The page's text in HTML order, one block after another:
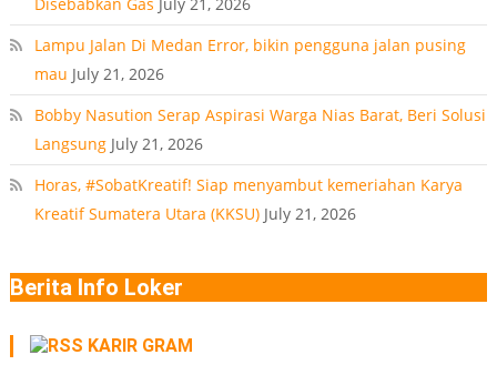
Lampu Jalan Di Medan Error, bikin pengguna jalan pusing
mau July 21, 2026
Bobby Nasution Serap Aspirasi Warga Nias Barat, Beri Solusi
Langsung July 21, 2026
Horas, #SobatKreatif! Siap menyambut kemeriahan Karya
Kreatif Sumatera Utara (KKSU) July 21, 2026
Berita Info Loker
KARIR GRAM